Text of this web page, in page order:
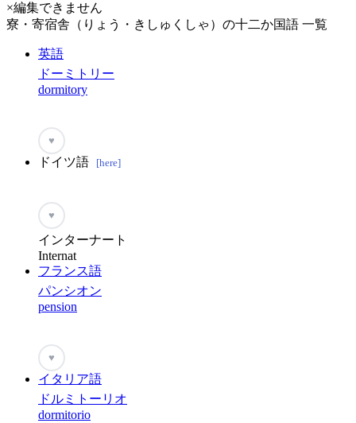
×編集できません
寮・寄宿舎（りょう・きしゅくしゃ）の十二か国語 一覧
英語
ドーミトリー
dormitory
♥
ドイツ語 [here]
♥
インターナート
Internat
フランス語
パンシオン
pension
♥
イタリア語
ドルミトーリオ
dormitorio